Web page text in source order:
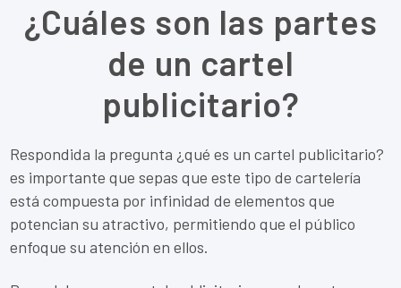
¿Cuáles son las partes
de un cartel
publicitario?
Respondida la pregunta ¿qué es un cartel publicitario?
es importante que sepas que este tipo de cartelería
está compuesta por infinidad de elementos que
potencian su atractivo, permitiendo que el público
enfoque su atención en ellos.